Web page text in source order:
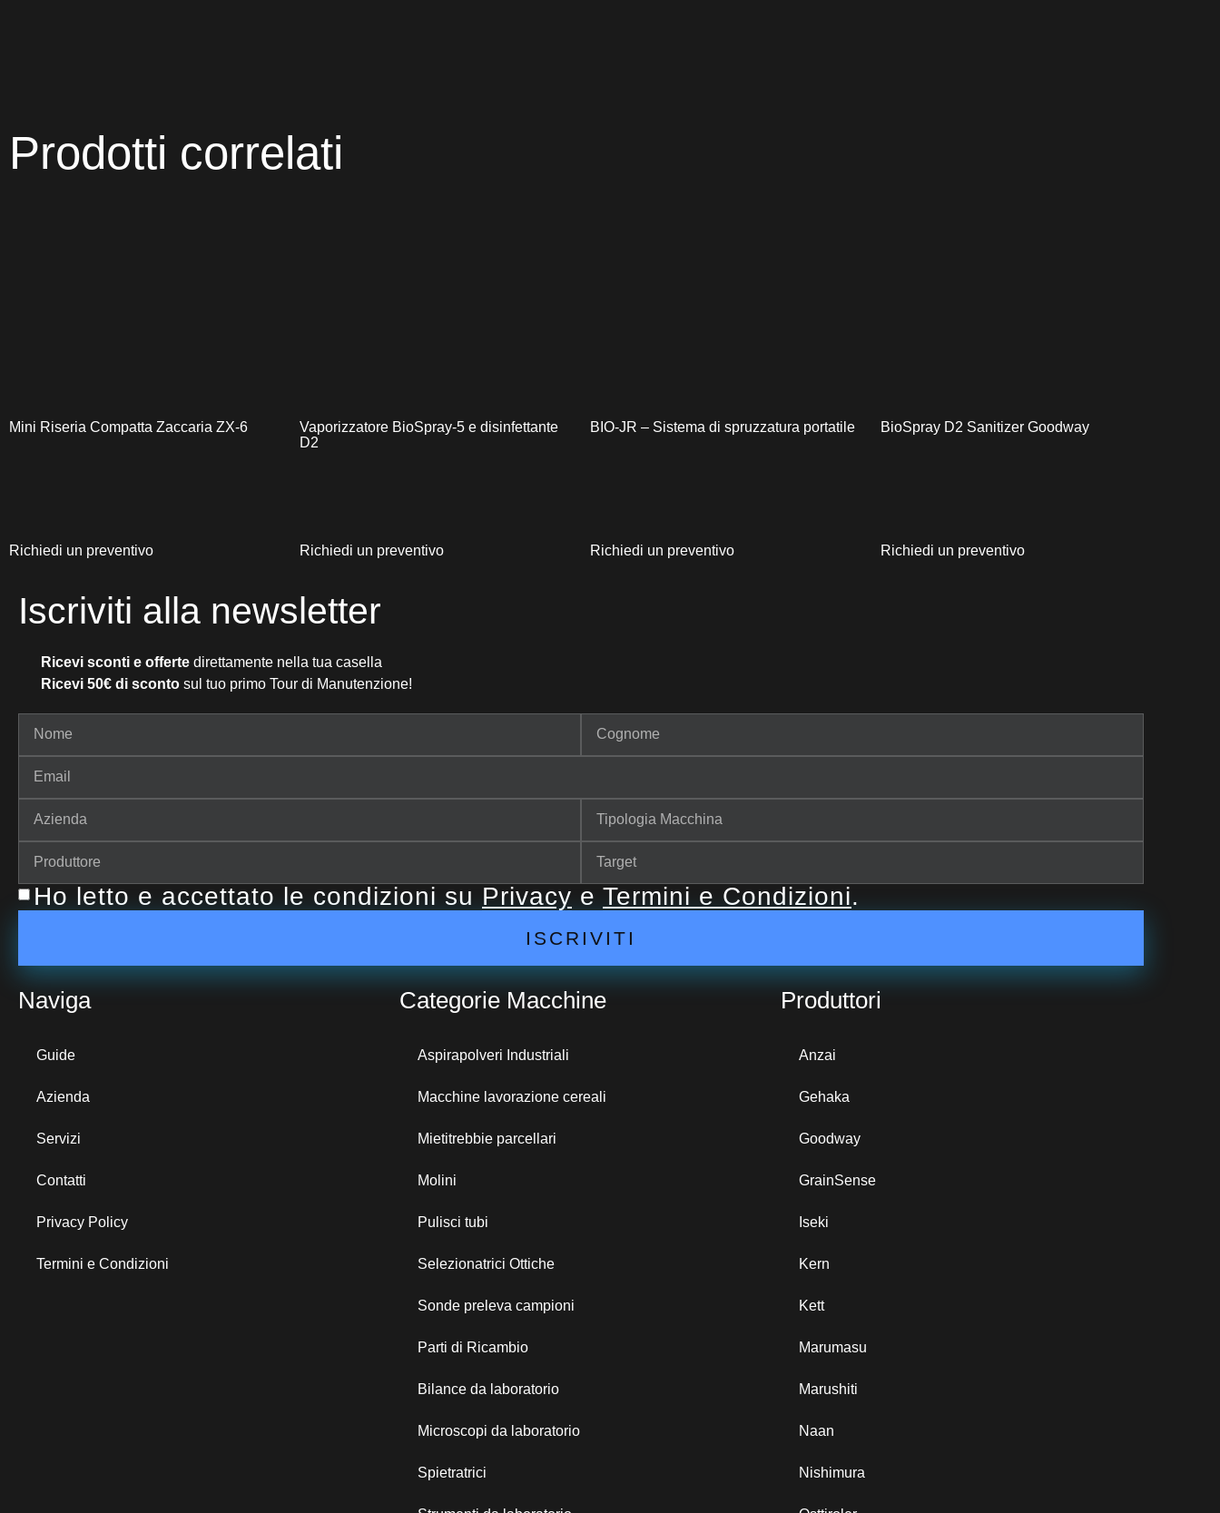
Prodotti correlati
Mini Riseria Compatta Zaccaria ZX-6
Richiedi un preventivo
Vaporizzatore BioSpray-5 e disinfettante
D2
Richiedi un preventivo
BIO-JR – Sistema di spruzzatura portatile
Richiedi un preventivo
BioSpray D2 Sanitizer Goodway
Richiedi un preventivo
Iscriviti alla newsletter
Ricevi sconti e offerte direttamente nella tua casella
Ricevi 50€ di sconto sul tuo primo Tour di Manutenzione!
Ho letto e accettato le condizioni su Privacy e Termini e Condizioni.
ISCRIVITI
Naviga
Guide
Azienda
Servizi
Contatti
Privacy Policy
Termini e Condizioni
Categorie Macchine
Aspirapolveri Industriali
Macchine lavorazione cereali
Mietitrebbie parcellari
Molini
Pulisci tubi
Selezionatrici Ottiche
Sonde preleva campioni
Parti di Ricambio
Bilance da laboratorio
Microscopi da laboratorio
Spietratrici
Produttori
Anzai
Gehaka
Goodway
GrainSense
Iseki
Kern
Kett
Marumasu
Marushiti
Naan
Nishimura